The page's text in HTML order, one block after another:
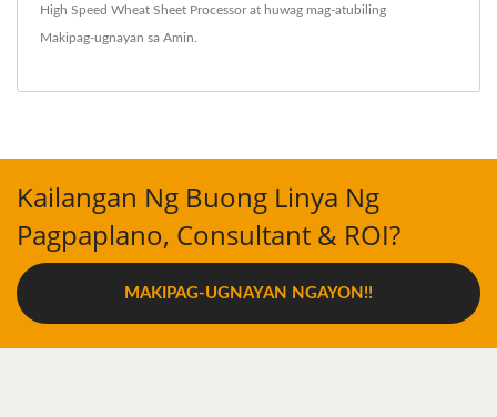
High Speed Wheat Sheet Processorat huwag mag-atubiling
Makipag-ugnayan sa Amin
Kailangan Ng Buong Linya Ng
Pagpaplano, Consultant & ROI?
MAKIPAG-UGNAYAN NGAYON!!